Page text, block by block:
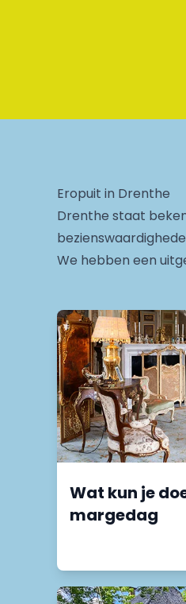
Eropuit in Drenthe
Drenthe staat
We hebben een
Wat kun je
margedag